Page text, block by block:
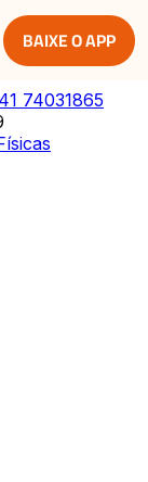
BAIXE O APP
74031865